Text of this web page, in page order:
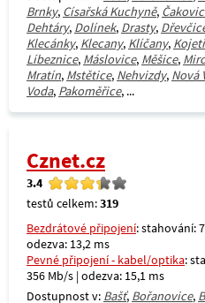
Brnky, Císařská Kuchyně,
Dehtáry, Dolínek, Drasty,
Klecánky, Klecany, Klíčany,
Líbeznice, Máslovice, Měšice,
Mratín, Mstětice, Nehvizdy, Nová
Voda, Pakoměřice, ...
Cznet.cz
3.4
testů celkem:319
Bezdrátové připojení: stahování:
odezva: 13,2 ms
Pevné připojení - kabel/optika:
356 Mb/s | odezva: 15,1 ms
Dostupnost v: Bašť, Bořanovice,